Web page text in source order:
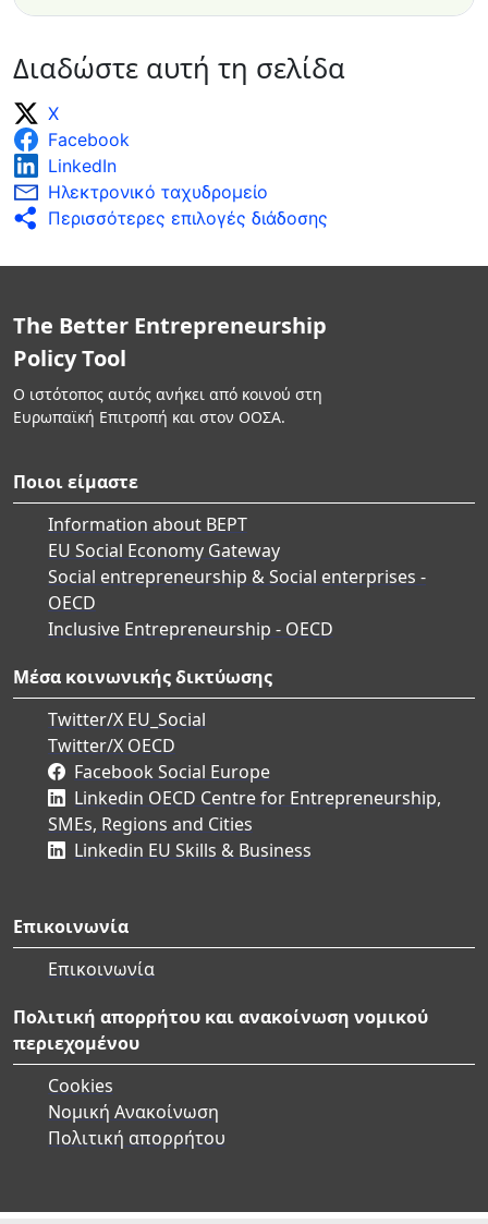
Διαδώστε αυτή τη σελίδα
X
Facebook
LinkedIn
Ηλεκτρονικό ταχυδρομείο
Περισσότερες επιλογές διάδοσης
The Better Entrepreneurship
Policy Tool
Ο ιστότοπος αυτός ανήκει από κοινού στη
Ευρωπαϊκή Επιτροπή και στον ΟΟΣΑ.
Ποιοι είμαστε
Information about BEPT
EU Social Economy Gateway
Social entrepreneurship & Social enterprises -
OECD
Inclusive Entrepreneurship - OECD
Μέσα κοινωνικής δικτύωσης
Twitter/X EU_Social
Twitter/X OECD
Facebook Social Europe
Linkedin OECD Centre for Entrepreneurship,
SMEs, Regions and Cities
Linkedin EU Skills & Business
Επικοινωνία
Επικοινωνία
Πολιτική απορρήτου και ανακοίνωση νομικού
περιεχομένου
Cookies
Νομική Ανακοίνωση
Πολιτική απορρήτου